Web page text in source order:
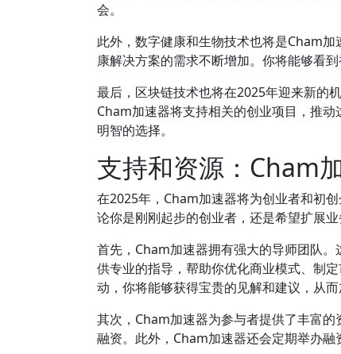
会。
此外，数字健康和生物技术也将是Cham
康解决方案的需求不断增加。你将能够看
最后，区块链技术也将在2025年迎来新的
Cham加速器将支持相关的创业项目，推
明智的选择。
支持和资源：Cham
在2025年，Cham加速器将为创业者和初
论你是刚刚起步的创业者，还是希望扩展
首先，Cham加速器拥有强大的导师团队
供专业的指导，帮助你优化商业模式、制
动，你将能够获得宝贵的见解和建议，从而
其次，Cham加速器为参与者提供了丰富
融资。此外，Cham加速器还会定期举办融